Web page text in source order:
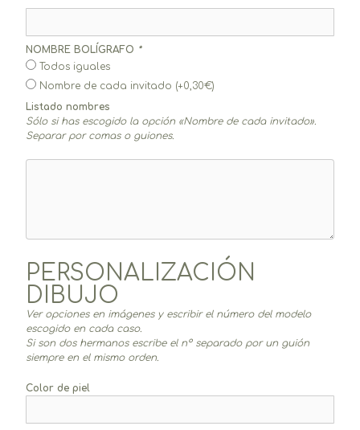
NOMBRE BOLÍGRAFO *
Todos iguales
Nombre de cada invitado (+0,30€)
Listado nombres
Sólo si has escogido la opción «Nombre de cada invitado».
Separar por comas o guiones.
PERSONALIZACIÓN
DIBUJO
Ver opciones en imágenes y escribir el número del modelo
escogido en cada caso.
Si son dos hermanos escribe el nº separado por un guión
siempre en el mismo orden.
Color de piel